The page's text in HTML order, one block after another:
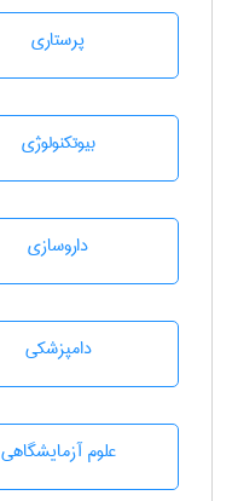
پرستاری
بيوتكنولوژی
داروسازی
دامپزشكی
علوم آزمايشگاهی